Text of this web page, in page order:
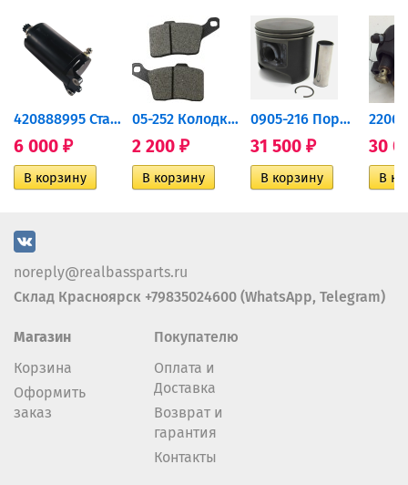
420888995 Стартер для...
6 000 ₽
05-252 Колодки тормозные...
2 200 ₽
0905-216 Поршень Arctic Cat...
31 500 ₽ 30
noreply@realbassparts.ru
Склад Красноярск +79835024600 (WhatsApp, Telegram)
Магазин
Корзина
Оформить
заказ
Покупателю
Оплата и
Доставка
Возврат и
гарантия
Контакты